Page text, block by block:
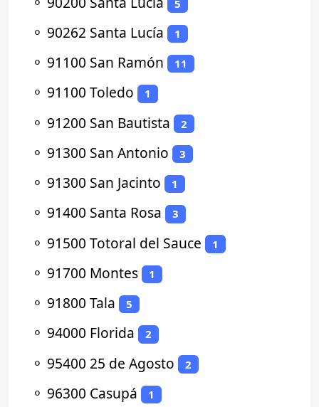
5
⚬ 90262 Santa Lucía 1
⚬ 91100 San Ramón 11
⚬ 91100 Toledo 1
⚬ 91200 San Bautista 2
⚬ 91300 San Antonio 3
⚬ 91300 San Jacinto 1
⚬ 91400 Santa Rosa 3
⚬ 91500 Totoral del Sauce 1
⚬ 91700 Montes 1
⚬ 91800 Tala 5
⚬ 94000 Florida 2
⚬ 95400 25 de Agosto 2
⚬ 96300 Casupá 1